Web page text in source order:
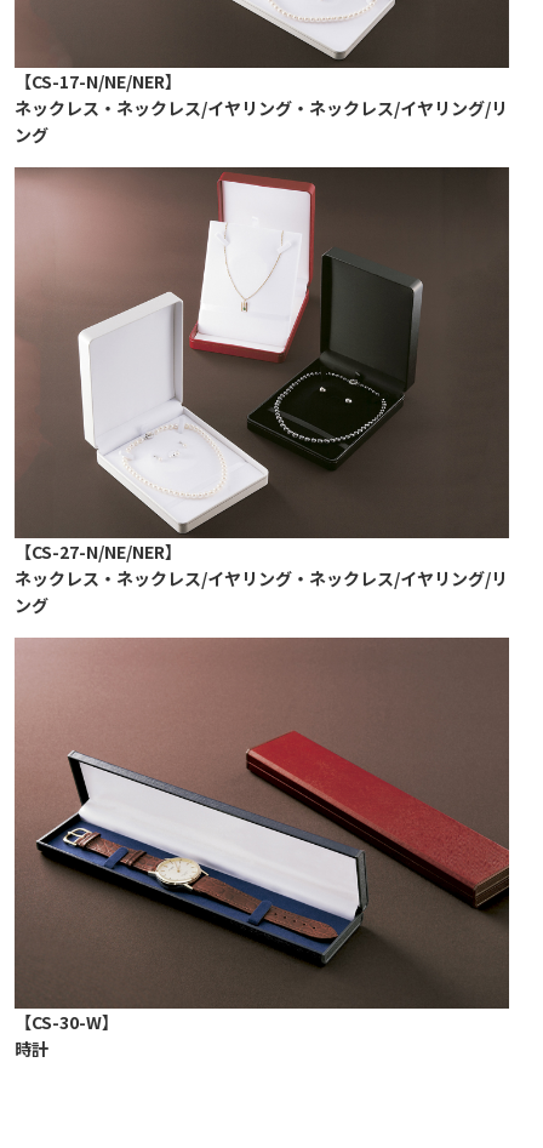
【CS-17-N/NE/NER】
ネックレス・ネックレス/イヤリング・ネックレス/イヤリング/リ
ング
【CS-27-N/NE/NER】
ネックレス・ネックレス/イヤリング・ネックレス/イヤリング/リ
ング
【CS-30-W】
時計